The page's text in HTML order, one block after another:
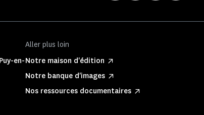
en-
Aller plus loin
Notre maison d'édition
Notre banque d'images
Nos ressources documentaires